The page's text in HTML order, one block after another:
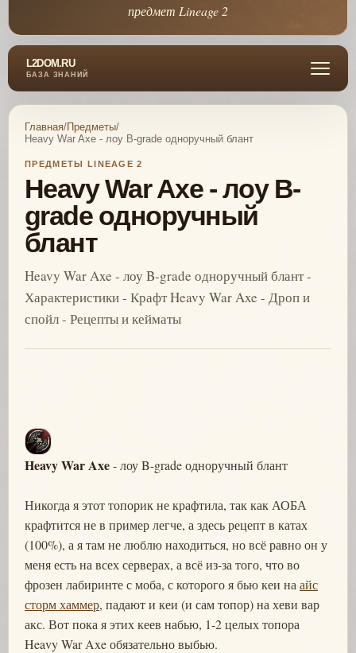
предмет Lineage 2
L2DOM.RU
БАЗА ЗНАНИЙ
Главная/Предметы/
Heavy War Axe - лоу B-grade одноручный блант
ПРЕДМЕТЫ LINEAGE 2
Heavy War Axe - лоу B-
grade одноручный
блант
Heavy War Axe - лоу B-grade одноручный блант -
Характеристики - Крафт Heavy War Axe - Дроп и
спойл - Рецепты и кейматы
Heavy War Axe- лоу B-grade одноручный блант
Никогда я этот топорик не крафтила, так как АОБА
крафтится не в пример легче, а здесь рецепт в катах
(100%), а я там не люблю находиться, но всё равно он у
меня есть на всех серверах, а всё из-за того, что во
фрозен лабиринте с моба, с которого я бью кеи на айс
сторм хаммер, падают и кеи (и сам топор) на хеви вар
акс. Вот пока я этих кеев набью, 1-2 целых топора
Heavy War Axe обязательно выбью.